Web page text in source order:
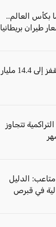
بكأس العالم..
طيران بريطانيا
إيرادات مصر السياحية تقفز إلى 14.4 مليار
تتجاوز
الدليل
في قبرص